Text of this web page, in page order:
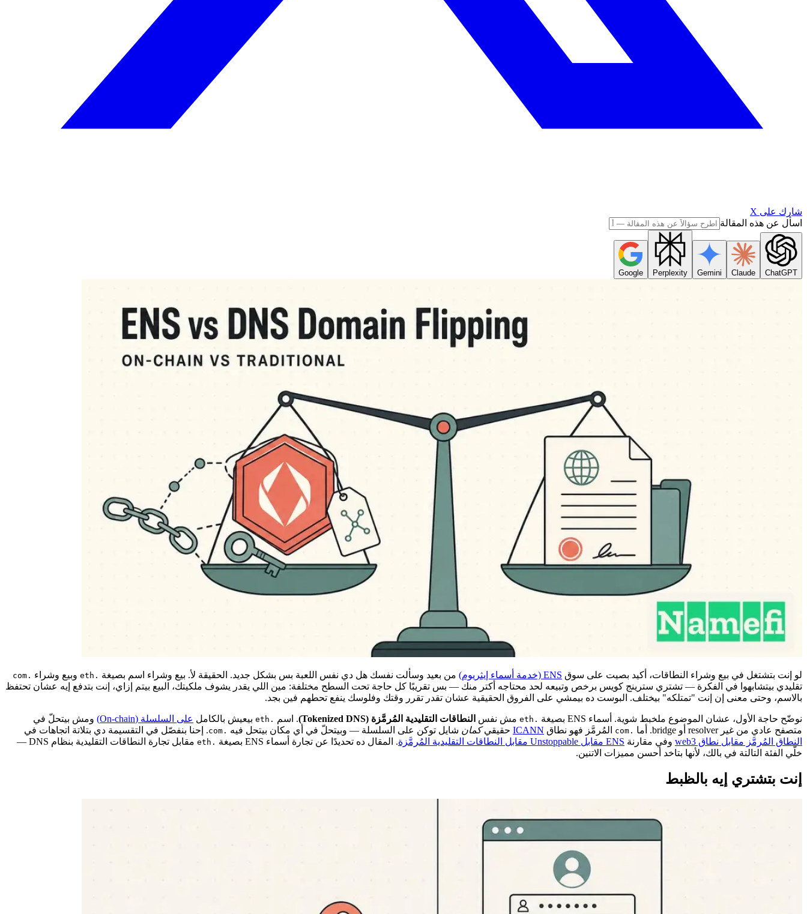
شارك على X
اسأل عن هذه المقالة
ChatGPT
Claude
Gemini
Perplexity
Google
لو إنت بتشتغل في بيع وشراء النطاقات، أكيد بصيت على سوق ENS (خدمة أسماء إيثريوم) من بعيد وسألت نفسك هل دي نفس اللعبة بس بشكل جديد. الحقيقة لأ. بيع وشراء اسم بصيغة .eth وبيع وشراء .com
تقليدي بيتشابهوا في الفكرة — تشتري سترينج كويس برخص وتبيعه لحد محتاجه أكتر منك — بس تقريبًا كل حاجة تحت السطح مختلفة: مين اللي يقدر يشوف ملكيتك، البيع بيتم إزاي، إنت بتدفع إيه عشان تحتفظ
بالاسم، وحتى معنى إن إنت "تمتلكه" بيختلف. البوست ده بيمشي على الفروق الحقيقية عشان تقدر تقرر وقتك وفلوسك ينفع تحطهم فين بجد.
نوضّح حاجة الأول، عشان الموضوع ملخبط شوية. أسماء ENS بصيغة .eth مش نفس النطاقات التقليدية المُرمَّزة (Tokenized DNS) . اسم .eth بيعيش بالكامل على السلسلة (On-chain)
ومش بيتحلّ في
متصفح عادي من غير resolver أو bridge. أما
.com المُرمَّز فهو نطاق ICANN حقيقيكمان شايل توكن على السلسلة — وبيتحلّ في أي مكان بيتحل فيه .com
. إحنا بنفصّل في التقسيمة دي بتلاتة اتجاهات في
النطاق المُرمَّز مقابل نطاق web3
وفي مقارنة ENS مقابل Unstoppable مقابل النطاقات التقليدية المُرمَّزة . المقال ده تحديدًا عن تجارة أسماء ENS بصيغة .eth
مقابل تجارة النطاقات التقليدية بنظام DNS —
خلّي الفئة التالتة في بالك، لأنها بتاخد أحسن مميزات الاتنين.
إنت بتشتري إيه بالظبط